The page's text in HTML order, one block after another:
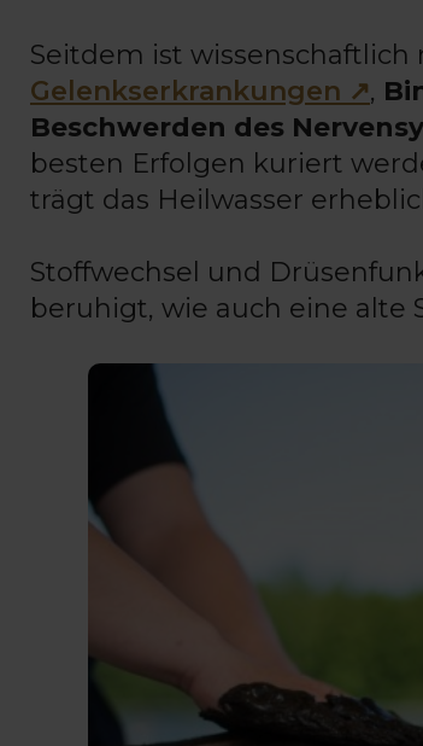
Seitdem ist wissenschaftlich
Gelenkserkrankungen ↗,
Beschwerden des
besten Erfolgen kuriert
trägt das Heilwasser
Stoffwechsel und
beruhigt, wie auch eine alte